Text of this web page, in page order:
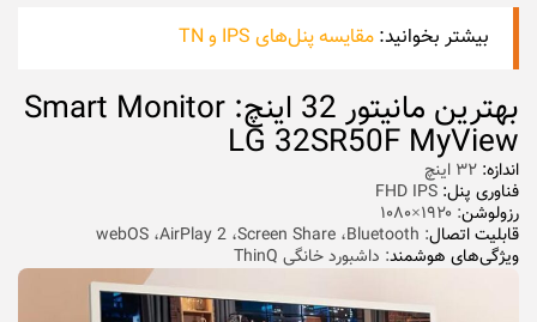
بیشتر بخوانید:‌ مقایسه پنل‌های IPS و TN
بهترین مانیتور 32 اینچ: Smart Monitor
LG 32SR50F MyView
اندازه:
فناوری پنل:
رزولوشن: ۱۹۲۰×۱۰۸۰
قابلیت اتصال: webOS ،AirPlay 2 ،Screen Share ،Bluetooth
ویژگی‌های هوشمند: داشبورد خانگی ThinQ